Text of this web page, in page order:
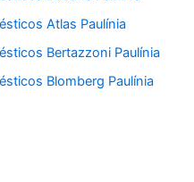
Atlas Paulínia
Bertazzoni Paulínia
Blomberg Paulínia